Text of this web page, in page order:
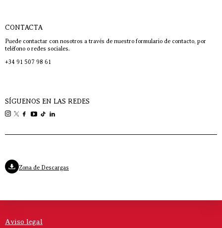
CONTACTA
Puede contactar con nosotros a través de nuestro formulario de contacto, por
teléfono o redes sociales.
+34 91 507 98 61
SÍGUENOS EN LAS REDES
Zona de Descargas
Aviso legal